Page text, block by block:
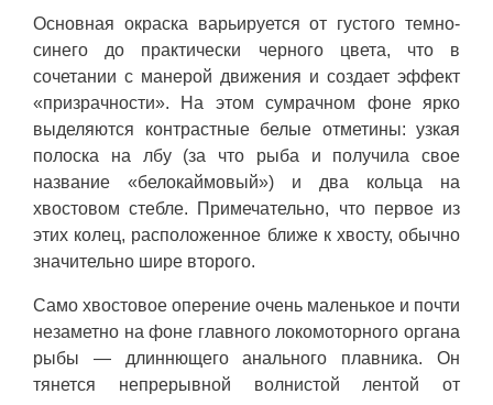
Основная окраска варьируется от густого темно-
синего до практически черного цвета, что в
сочетании с манерой движения и создает эффект
«призрачности». На этом сумрачном фоне ярко
выделяются контрастные белые отметины: узкая
полоска на лбу (за что рыба и получила свое
название «белокаймовый») и два кольца на
хвостовом стебле. Примечательно, что первое из
этих колец, расположенное ближе к хвосту, обычно
значительно шире второго.
Само хвостовое оперение очень маленькое и почти
незаметно на фоне главного локомоторного органа
рыбы — длиннющего анального плавника. Он
тянется непрерывной волнистой лентой от